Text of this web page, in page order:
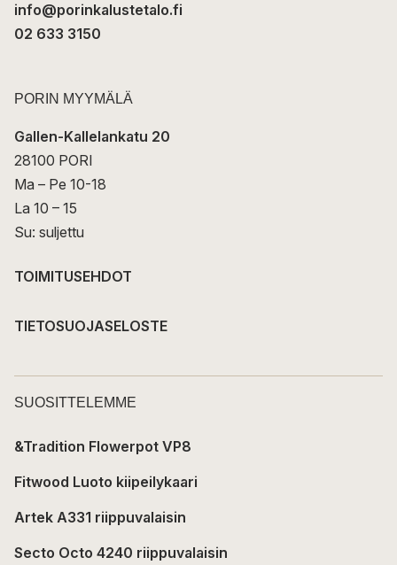
info@porinkalustetalo.fi
02 633 3150
PORIN MYYMÄLÄ
Gallen-Kallelankatu 20
28100 PORI
Ma – Pe 10-18
La 10 – 15
Su: suljettu
TOIMITUSEHDOT
TIETOSUOJASELOSTE
SUOSITTELEMME
&Tradition Flowerpot VP8
Fitwood Luoto kiipeilykaari
Artek A331 riippuvalaisin
Secto Octo 4240 riippuvalaisin